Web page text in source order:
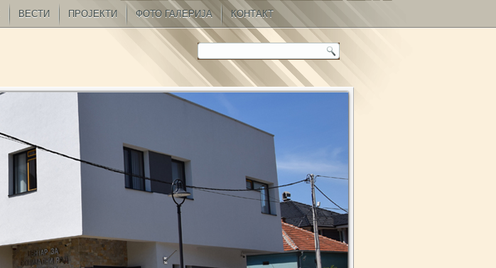
ВЕСТИ ПРОЈЕКТИ ФОТО ГАЛЕРИЈА КОНТАКТ